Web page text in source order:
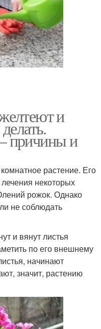
и
причины и
растение. Его
некоторых
рожок. Однако
не соблюдать
и вянут листья
по его внешнему
начинают
значит, растению